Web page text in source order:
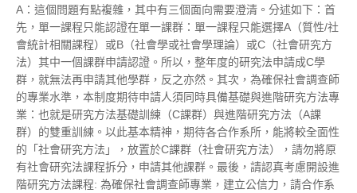
A：這個問題有點複雜，其中有三個面向需要澄清。分述如下：首
先，單一課程只能認證在單一課群：單一課程只能選擇A（質性/社
會統計相關課程）或B（社會學或社會學理論）或C（社會研究方
法）其中一個課群申請認證。所以，整年度的研究法申請成C學
群，就無法再申請其他學群，反之亦然。其次，為確保社會調查師
的專業水準，本制度期待申請人須同時具備基礎與進階研究方法專
業：也就是研究方法基礎訓練（C課群）與進階研究方法（A課
群）的雙重訓練。以此基本精神，期待各合作系所，能將較全面性
的「社會研究方法」，放置於C課群（社會研究方法），請勿將原
有社會研究法課程拆分，申請其他課群。最後，請認真考慮開設進
階研究方法課程: 為確保社會調查師專業，建立公信力，請合作系